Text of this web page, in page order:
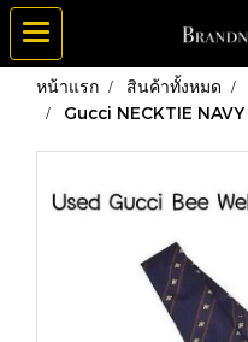
หน้าแรก สินค้าทั้งหมด
Gucci NECKTIE NAVY